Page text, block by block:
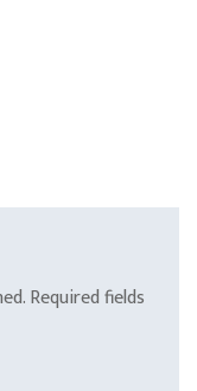
Required fields